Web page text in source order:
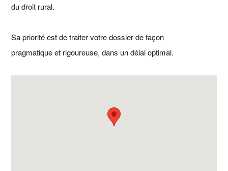
du droit rural.
Sa priorité est de traiter votre dossier de façon
pragmatique et rigoureuse, dans un délai optimal.